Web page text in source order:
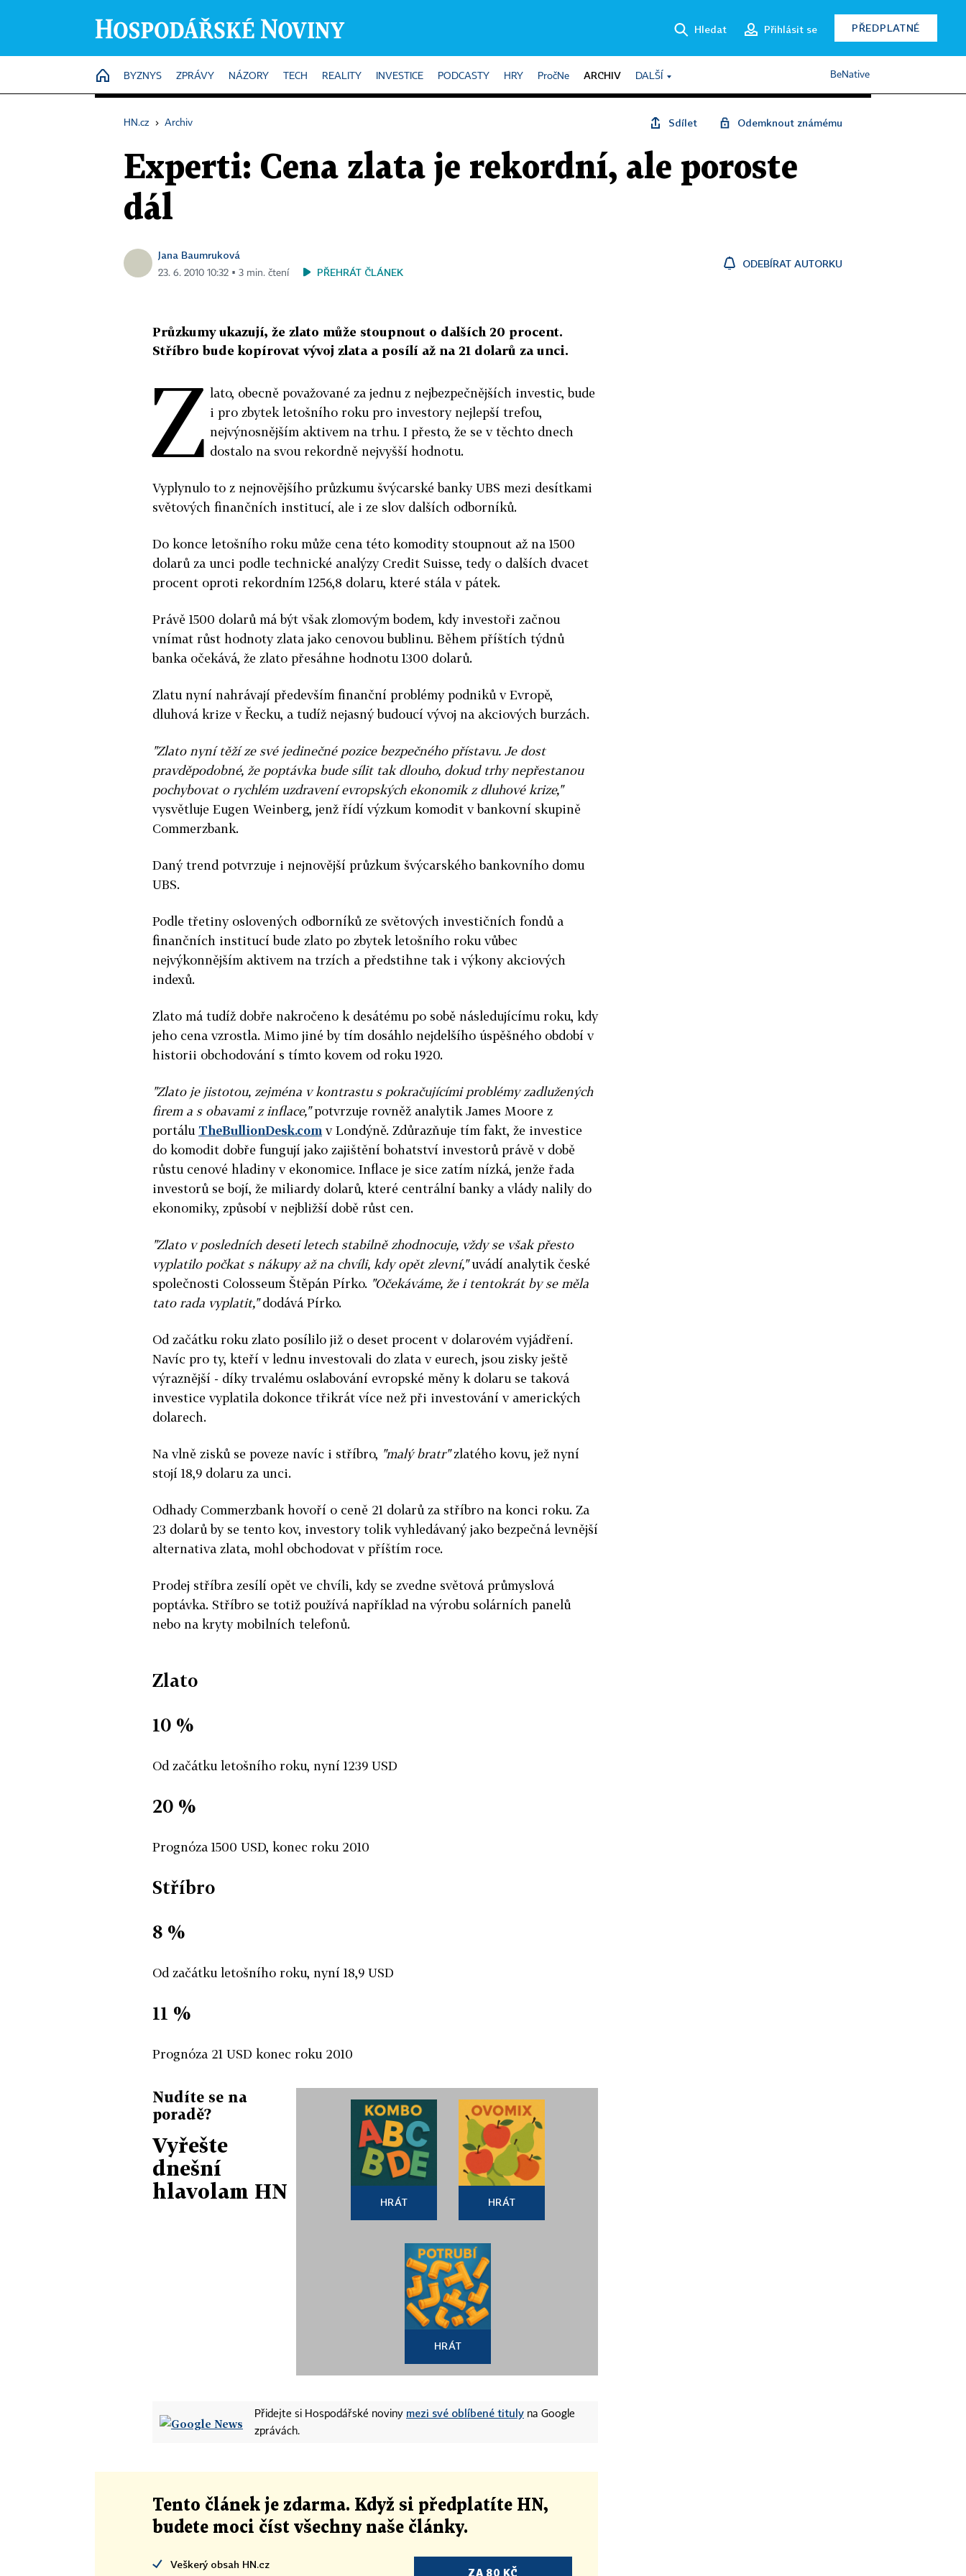
Hledat Přihlásit se PŘEDPLATNÉ
HOME
BYZNYS ZPRÁVY NÁZORY TECH REALITY INVESTICE PODCASTY HRY PročNe ARCHIV DALŠÍ BeNative
HN.cz › Archiv Sdílet Odemknout známému
Experti: Cena zlata je rekordní, ale poroste
dál
Jana Baumruková
23. 6. 2010 10:32 ▪ 3 min. čtení PŘEHRÁT ČLÁNEK
ODEBÍRAT AUTORKU
Průzkumy ukazují, že zlato může stoupnout o dalších 20 procent.
Stříbro bude kopírovat vývoj zlata a posílí až na 21 dolarů za unci.
Z lato, obecně považované za jednu z nejbezpečnějších investic, bude
i pro zbytek letošního roku pro investory nejlepší trefou,
nejvýnosnějším aktivem na trhu. I přesto, že se v těchto dnech
dostalo na svou rekordně nejvyšší hodnotu.
Vyplynulo to z nejnovějšího průzkumu švýcarské banky UBS mezi desítkami
světových finančních institucí, ale i ze slov dalších odborníků.
Do konce letošního roku může cena této komodity stoupnout až na 1500
dolarů za unci podle technické analýzy Credit Suisse, tedy o dalších dvacet
procent oproti rekordním 1256,8 dolaru, které stála v pátek.
Právě 1500 dolarů má být však zlomovým bodem, kdy investoři začnou
vnímat růst hodnoty zlata jako cenovou bublinu. Během příštích týdnů
banka očekává, že zlato přesáhne hodnotu 1300 dolarů.
Zlatu nyní nahrávají především finanční problémy podniků v Evropě,
dluhová krize v Řecku, a tudíž nejasný budoucí vývoj na akciových burzách.
"Zlato nyní těží ze své jedinečné pozice bezpečného přístavu. Je dost
pravděpodobné, že poptávka bude sílit tak dlouho, dokud trhy nepřestanou
pochybovat o rychlém uzdravení evropských ekonomik z dluhové krize,"
vysvětluje Eugen Weinberg, jenž řídí výzkum komodit v bankovní skupině
Commerzbank.
Daný trend potvrzuje i nejnovější průzkum švýcarského bankovního domu
UBS.
Podle třetiny oslovených odborníků ze světových investičních fondů a
finančních institucí bude zlato po zbytek letošního roku vůbec
nejvýkonnějším aktivem na trzích a předstihne tak i výkony akciových
indexů.
Zlato má tudíž dobře nakročeno k desátému po sobě následujícímu roku, kdy
jeho cena vzrostla. Mimo jiné by tím dosáhlo nejdelšího úspěšného období v
historii obchodování s tímto kovem od roku 1920.
"Zlato je jistotou, zejména v kontrastu s pokračujícími problémy zadlužených
firem a s obavami z inflace,"potvrzuje rovněž analytik James Moore z
portálu TheBullionDesk.com v Londýně. Zdůrazňuje tím fakt, že investice
do komodit dobře fungují jako zajištění bohatství investorů právě v době
růstu cenové hladiny v ekonomice. Inflace je sice zatím nízká, jenže řada
investorů se bojí, že miliardy dolarů, které centrální banky a vlády nalily do
ekonomiky, způsobí v nejbližší době růst cen.
"Zlato v posledních deseti letech stabilně zhodnocuje, vždy se však přesto
vyplatilo počkat s nákupy až na chvíli, kdy opět zlevní,"uvádí analytik české
společnosti Colosseum Štěpán Pírko. "Očekáváme, že i tentokrát by se měla
tato rada vyplatit,"dodává Pírko.
Od začátku roku zlato posílilo již o deset procent v dolarovém vyjádření.
Navíc pro ty, kteří v lednu investovali do zlata v eurech, jsou zisky ještě
výraznější - díky trvalému oslabování evropské měny k dolaru se taková
investice vyplatila dokonce třikrát více než při investování v amerických
dolarech.
Na vlně zisků se poveze navíc i stříbro, "malý bratr"zlatého kovu, jež nyní
stojí 18,9 dolaru za unci.
Odhady Commerzbank hovoří o ceně 21 dolarů za stříbro na konci roku. Za
23 dolarů by se tento kov, investory tolik vyhledávaný jako bezpečná levnější
alternativa zlata, mohl obchodovat v příštím roce.
Prodej stříbra zesílí opět ve chvíli, kdy se zvedne světová průmyslová
poptávka. Stříbro se totiž používá například na výrobu solárních panelů
nebo na kryty mobilních telefonů.
Zlato
10 %
Od začátku letošního roku, nyní 1239 USD
20 %
Prognóza 1500 USD, konec roku 2010
Stříbro
8 %
Od začátku letošního roku, nyní 18,9 USD
11 %
Prognóza 21 USD konec roku 2010
Nudíte se na
poradě?
Vyřešte
dnešní
hlavolam HN
HRÁT HRÁT
HRÁT
Přidejte si Hospodářské noviny mezi své oblíbené tituly na Google
zprávách.
Tento článek je zdarma. Když si předplatíte HN,
budete moci číst všechny naše články.
Veškerý obsah HN.cz
ZA 80 KČ